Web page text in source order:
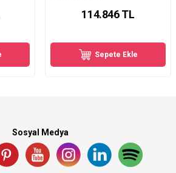
114.846TL
Sepete Ekle
Sosyal Medya